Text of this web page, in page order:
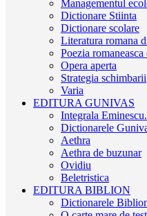
Managementul
Dictionare Stiinta
Dictionare scolare
Literatura romana
Poezia
Opera aperta
Strategia schimbarii
Varia
EDITURA GUNIVAS
Integrala
Dictionarele
Aethra
Aethra de buzunar
Ovidiu
Beletristica
EDITURA BIBLION
Dictionarele